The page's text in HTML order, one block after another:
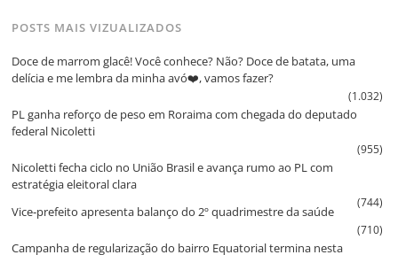
POSTS MAIS VIZUALIZADOS
Doce de marrom glacê! Você conhece? Não? Doce de batata, uma
delícia e me lembra da minha avó❤️, vamos fazer?
(1.032)
PL ganha reforço de peso em Roraima com chegada do deputado
federal Nicoletti
(955)
Nicoletti fecha ciclo no União Brasil e avança rumo ao PL com
estratégia eleitoral clara
(744)
Vice‑prefeito apresenta balanço do 2º quadrimestre da saúde
(710)
Campanha de regularização do bairro Equatorial termina nesta